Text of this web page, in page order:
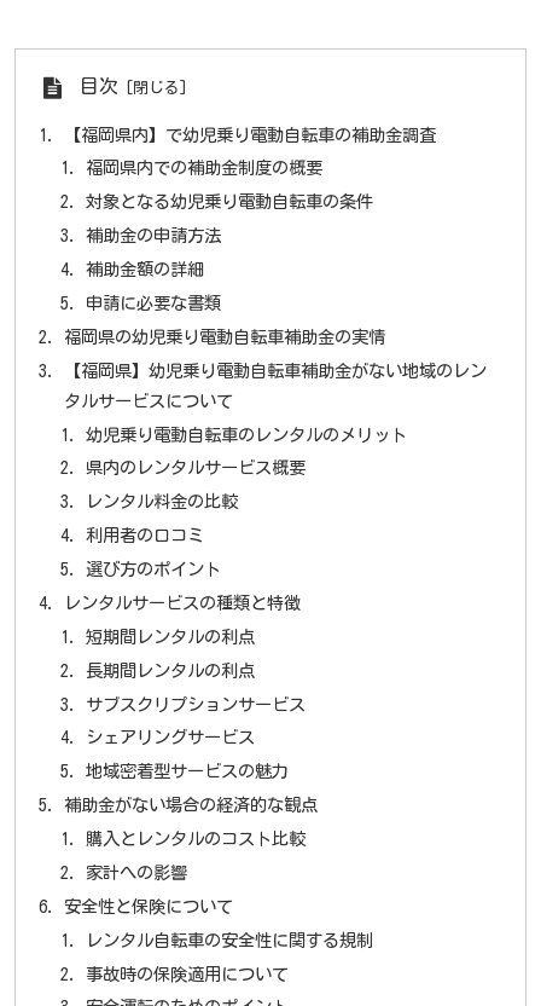
目次
【福岡県内】で幼児乗り電動自転車の補助金調査
福岡県内での補助金制度の概要
対象となる幼児乗り電動自転車の条件
補助金の申請方法
補助金額の詳細
申請に必要な書類
福岡県の幼児乗り電動自転車補助金の実情
【福岡県】幼児乗り電動自転車補助金がない地域のレン
タルサービスについて
幼児乗り電動自転車のレンタルのメリット
県内のレンタルサービス概要
レンタル料金の比較
利用者の口コミ
選び方のポイント
レンタルサービスの種類と特徴
短期間レンタルの利点
長期間レンタルの利点
サブスクリプションサービス
シェアリングサービス
地域密着型サービスの魅力
補助金がない場合の経済的な観点
購入とレンタルのコスト比較
家計への影響
安全性と保険について
レンタル自転車の安全性に関する規制
事故時の保険適用について